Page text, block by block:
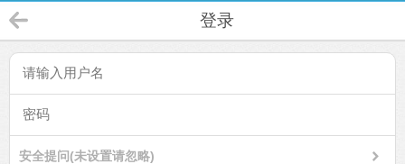
登录
安全提问(未设置请忽略)